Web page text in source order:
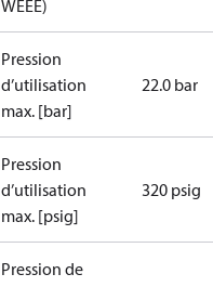
WEEE)
Pression
d’utilisation
max. [bar]
22.0 bar
Pression
d’utilisation
max. [psig]
320 psig
Pression de